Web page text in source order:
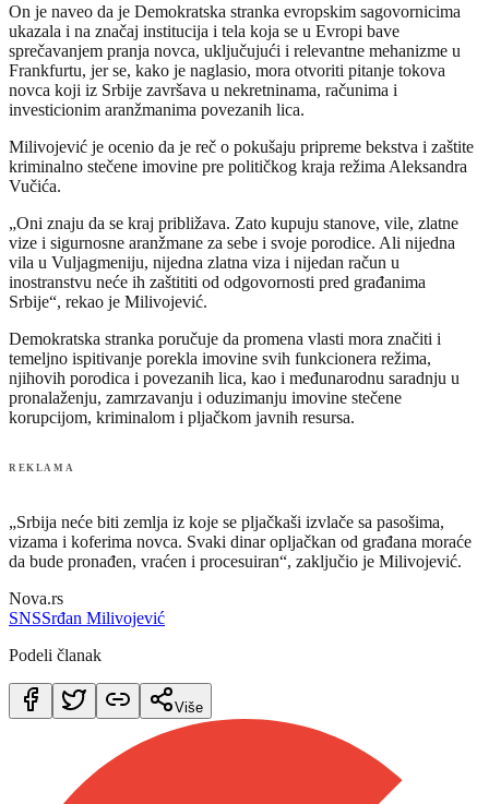
On je naveo da je Demokratska stranka evropskim sagovornicima
ukazala i na značaj institucija i tela koja se u Evropi bave
sprečavanjem pranja novca, uključujući i relevantne mehanizme u
Frankfurtu, jer se, kako je naglasio, mora otvoriti pitanje tokova
novca koji iz Srbije završava u nekretninama, računima i
investicionim aranžmanima povezanih lica.
Milivojević je ocenio da je reč o pokušaju pripreme bekstva i zaštite
kriminalno stečene imovine pre političkog kraja režima Aleksandra
Vučića.
„Oni znaju da se kraj približava. Zato kupuju stanove, vile, zlatne
vize i sigurnosne aranžmane za sebe i svoje porodice. Ali nijedna
vila u Vuljagmeniju, nijedna zlatna viza i nijedan račun u
inostranstvu neće ih zaštititi od odgovornosti pred građanima
Srbije“, rekao je Milivojević.
Demokratska stranka poručuje da promena vlasti mora značiti i
temeljno ispitivanje porekla imovine svih funkcionera režima,
njihovih porodica i povezanih lica, kao i međunarodnu saradnju u
pronalaženju, zamrzavanju i oduzimanju imovine stečene
korupcijom, kriminalom i pljačkom javnih resursa.
REKLAMA
„Srbija neće biti zemlja iz koje se pljačkaši izvlače sa pasošima,
vizama i koferima novca. Svaki dinar opljačkan od građana moraće
da bude pronađen, vraćen i procesuiran“, zaključio je Milivojević.
Nova.rs
SNSSrđan Milivojević
Podeli članak
Više